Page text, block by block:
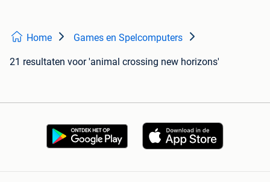
Home Games en Spelcomputers
21 resultaten voor 'animal crossing new horizons'